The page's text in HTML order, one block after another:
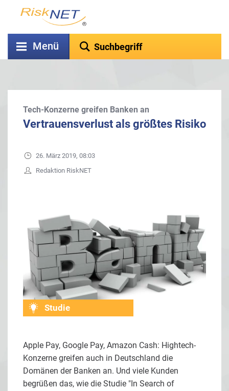
Menü
Tech-Konzerne greifen Banken an
Vertrauensverlust als größtes Risiko
26. März 2019, 08:03
Redaktion RiskNET
Studie
Apple Pay, Google Pay, Amazon Cash: Hightech-
Konzerne greifen auch in Deutschland die
Domänen der Banken an. Und viele Kunden
begrüßen das, wie die Studie "In Search of